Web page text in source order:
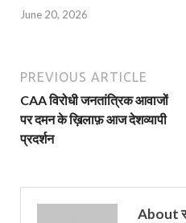
June 20, 2026
PREVIOUS ARTICLE
CAA विरोधी जनतांत्रिक आवाजों
पर दमन के ख़िलाफ़ आज देशव्यापी
प्रदर्शन
About